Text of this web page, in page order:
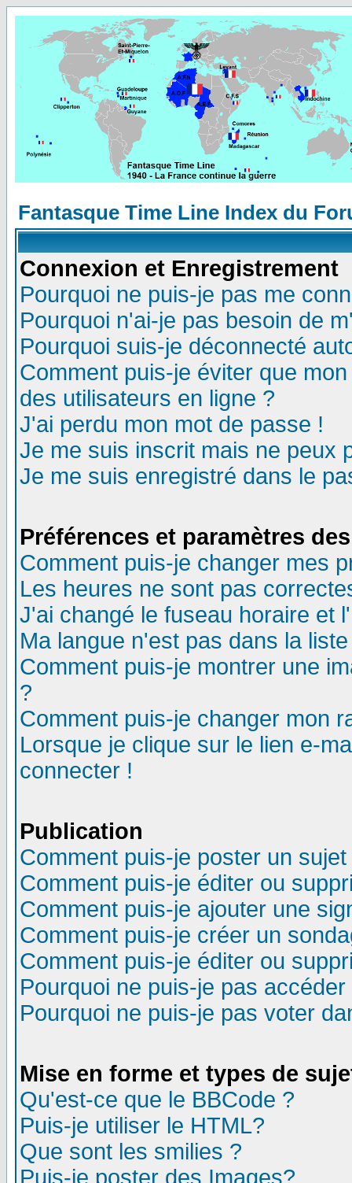
Fantasque Time Line Index du
Connexion et Enregistrement
Pourquoi ne puis-je pas me
Pourquoi n'ai-je pas besoin de
Pourquoi suis-je déconnecté
Comment puis-je éviter que
des utilisateurs en ligne ?
J'ai perdu mon mot de passe !
Je me suis inscrit mais ne peux
Je me suis enregistré dans le
Préférences et paramètres
Comment puis-je changer mes
Les heures ne sont pas
J'ai changé le fuseau horaire et
Ma langue n'est pas dans la
Comment puis-je montrer une
?
Comment puis-je changer mon
Lorsque je clique sur le lien e-
connecter !
Publication
Comment puis-je poster un
Comment puis-je éditer ou
Comment puis-je ajouter une
Comment puis-je créer un
Comment puis-je éditer ou
Pourquoi ne puis-je pas
Pourquoi ne puis-je pas voter
Mise en forme et types de
Qu'est-ce que le BBCode ?
Puis-je utiliser le HTML?
Que sont les smilies ?
Puis-je poster des Images?